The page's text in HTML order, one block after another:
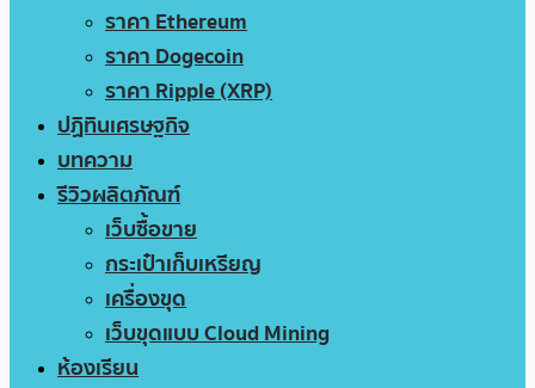
ราคา Ethereum
ราคา Dogecoin
ราคา Ripple (XRP)
ปฏิทินเศรษฐกิจ
บทความ
รีวิวผลิตภัณฑ์
เว็บซื้อขาย
กระเป๋าเก็บเหรียญ
เครื่องขุด
เว็บขุดแบบ Cloud Mining
ห้องเรียน